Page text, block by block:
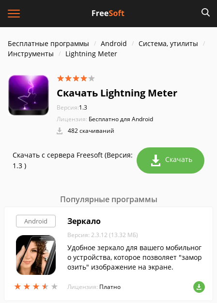
Бесплатные программы Android
Система, утилиты
Инструменты
Lightning Meter
Скачать Lightning Meter
Версия:1.3
Лицензия: Бесплатно для Android
482 скачиваний
Скачать с сервера Freesoft (Версия:
1.3 )
Скачать
Популярные программы
Android
★ ★ ★ ★ ★
★ ★ ★ ★ ★
Зеркало
Версия: 2.3.12 (13.32 МБ)
Удобное зеркало для вашего мобильног
о устройства, которое позволяет "замор
озить" изображение на экране.
Лицензия: Платно